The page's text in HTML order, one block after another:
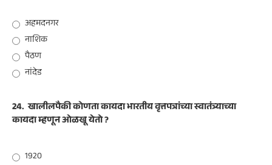
अहमदनगर
नाशिक
पैठण
नांदेड
24. खालीलपैकी कोणता कायदा भारतीय वृत्तपत्रांच्या स्वातंत्र्याच्या
कायदा म्हणून ओळखू येतो ?
1920